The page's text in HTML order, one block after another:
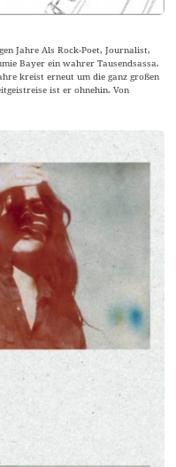
Jahre Als Rock-Poet, Journalist,
Bayer ein wahrer Tausendsassa.
kreist erneut um die ganz großen
ist er ohnehin. Von